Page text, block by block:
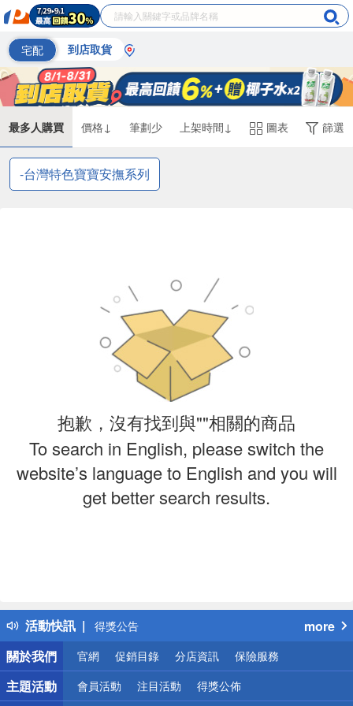
宅配 到店取貨
最多人購買 價格↓ 筆劃少 上架時間↓ 圖表 篩選
-台灣特色寶寶安撫系列
抱歉，沒有找到與""相關的商品
To search in English, please switch the
website’s language to English and you will
get better search results.
活動快訊
得獎公告
熱門話題
銀行優惠
偏遠地區配送
詐騙網頁！請小心！
more
關於我們
官網 促銷目錄 分店資訊 保險服務
主題活動 會員活動 注目活動 得獎公佈